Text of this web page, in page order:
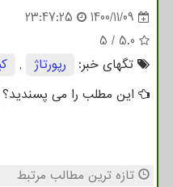
1400/11/09
23:47:25
5.0
/
5
تگهای خبر:
رپورتاژ ,
این مطلب را می پسندید؟
تازه ترین مطالب مرتبط